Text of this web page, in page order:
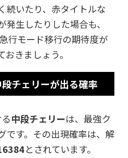
続いたり、赤タイトルな
生したりした場合も、
行モード移行の期待度が
きましょう。
チェリーが出る確率
中段チェリーは、最強ク
です。その出現確率は、解
とされています。